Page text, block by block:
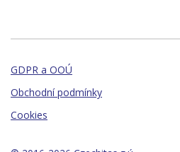
GDPR a OOÚ
Obchodní podmínky
Cookies